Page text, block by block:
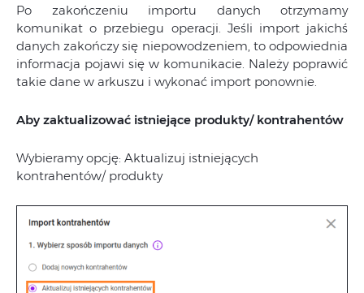
Po zakończeniu importu danych otrzymamy
komunikat o przebiegu operacji. Jeśli import jakichś
danych zakończy się niepowodzeniem, to odpowiednia
informacja pojawi się w komunikacie. Należy poprawić
takie dane w arkuszu i wykonać import ponownie.
Aby zaktualizować istniejące produkty/ kontrahentów
Wybieramy opcję: Aktualizuj istniejących
kontrahentów/ produkty